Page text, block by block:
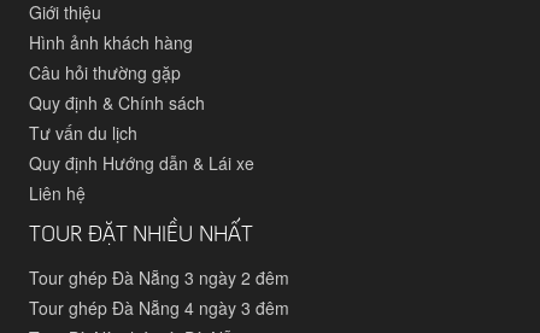
Giới thiệu
Hình ảnh khách hàng
Câu hỏi thường gặp
Quy định & Chính sách
Tư vấn du lịch
Quy định Hướng dẫn & Lái xe
Liên hệ
TOUR ĐẶT NHIỀU NHẤT
Tour ghép Đà Nẵng 3 ngày 2 đêm
Tour ghép Đà Nẵng 4 ngày 3 đêm